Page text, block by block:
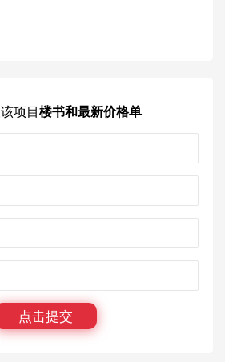
该项目楼书和最新价格单
点击提交